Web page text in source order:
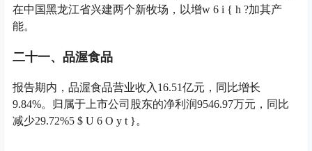
在中国黑龙江省兴建两个新牧场，以增w 6 i { h ?加其产
能。
二十一、品渥食品
报告期内，品渥食品营业收入16.51亿元，同比增长
9.84%。归属于上市公司股东的净利润9546.97万元，同比
减少29.72%5 $ U 6 O y t }。